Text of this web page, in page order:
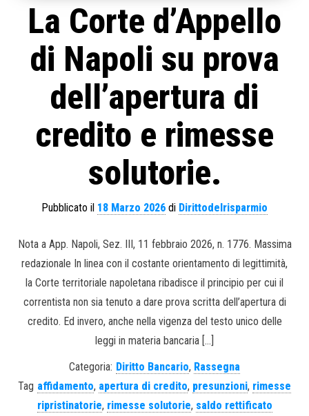
La Corte d’Appello
di Napoli su prova
dell’apertura di
credito e rimesse
solutorie.
Pubblicato il 18 Marzo 2026 di Dirittodelrisparmio
Nota a App. Napoli, Sez. III, 11 febbraio 2026, n. 1776. Massima
redazionale In linea con il costante orientamento di legittimità,
la Corte territoriale napoletana ribadisce il principio per cui il
correntista non sia tenuto a dare prova scritta dell’apertura di
credito. Ed invero, anche nella vigenza del testo unico delle
leggi in materia bancaria […]
Categoria: Diritto Bancario, Rassegna
Tag affidamento, apertura di credito, presunzioni, rimesse
ripristinatorie, rimesse solutorie, saldo rettificato